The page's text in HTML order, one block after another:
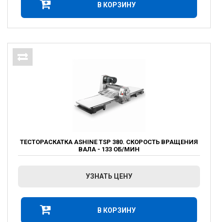
В КОРЗИНУ
ТЕСТОРАСКАТКА ASHINE TSP 380. СКОРОСТЬ ВРАЩЕНИЯ
ВАЛА - 133 ОБ/МИН
УЗНАТЬ ЦЕНУ
В КОРЗИНУ